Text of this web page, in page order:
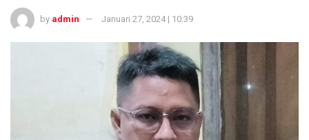
by admin Januari 27, 2024 | 10:39